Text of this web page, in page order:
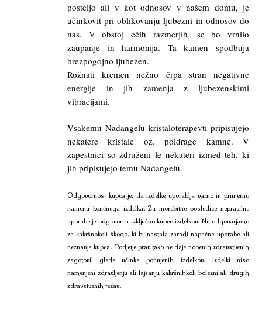
posteljo ali v kot odnosov v našem domu, je
učinkovit pri oblikovanju ljubezni in odnosov do
nas. V obstoj ečih razmerjih, se bo vrnilo
zaupanje in harmonija. Ta kamen spodbuja
brezpogojno ljubezen.
Rožnati kremen nežno črpa stran negativne
energije in jih zamenja z ljubezenskimi
vibracijami.
Vsakemu Nadangelu kristaloterapevti pripisujejo
nekatere kristale oz. poldrage kamne. V
zapestnici so združeni le nekateri izmed teh, ki
jih pripisujejo temu Nadangelu.
Odgovornost kupca je, da izdelke uporablja varno in primerno
namenu končnega izdelka. Za morebitne posledice nepravilne
uporabe je odgovoren izključno kupec izdelkov. Ne odgovarjamo
za kakršnokoli škodo, ki bi nastala zaradi napačne uporabe ali
neznanja kupca. Podjetje prav tako ne daje nobenih zdravstvenih
zagotovil glede učinka ponujenih izdelkov. Izdelki niso
namenjeni zdravljenju ali lajšanju kakršnihkoli bolezni ali drugih
zdravstvenih težav.